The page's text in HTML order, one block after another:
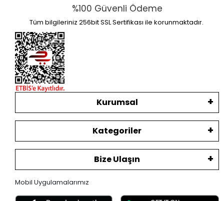
%100 Güvenli Ödeme
Tüm bilgileriniz 256bit SSL Sertifikası ile korunmaktadır.
Kurumsal
Kategoriler
Bize Ulaşın
Mobil Uygulamalarımız